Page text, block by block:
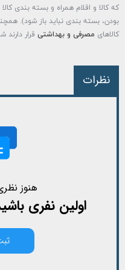
که کالا و اقلام همراه و بسته بندی
بودن، بسته بندی نباید باز شود).
کالاهای مصرفی و بهداشتی قرار دارند
نظرات
هنوز
اولین نفری